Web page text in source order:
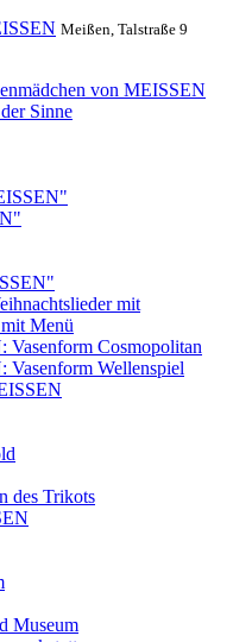
Meißen, Talstraße 9
von MEISSEN
Sinne
mit
Menü
Cosmopolitan
Wellenspiel
des Trikots
Museum